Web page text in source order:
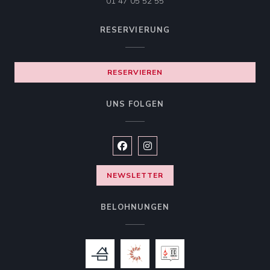
RESERVIERUNG
RESERVIEREN
UNS FOLGEN
Facebook ((öffnet ein neues
Instagram ((öffnet ein neues
NEWSLETTER
BELOHNUNGEN